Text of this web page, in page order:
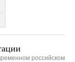
российском